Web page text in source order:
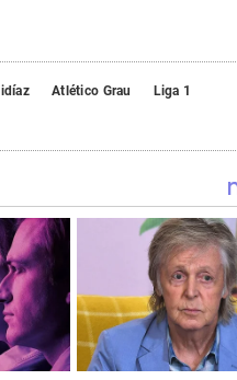
Atlético Grau
Liga 1